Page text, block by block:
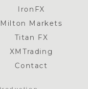
IronFX
Milton Markets
Titan FX
XMTrading
Contact